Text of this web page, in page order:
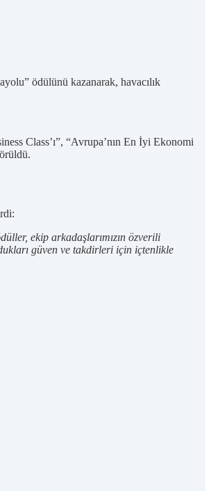
ödülünü kazanarak, havacılık
Class’ı”, “Avrupa’nın En İyi Ekonomi
ekip arkadaşlarımızın özverili
güven ve takdirleri için içtenlikle